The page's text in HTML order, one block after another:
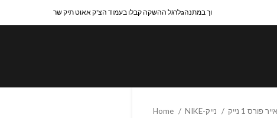
לרגל ההשקה קבלו בעמוד הצ'ק אאוט תיק שרaוך במתנה
Home